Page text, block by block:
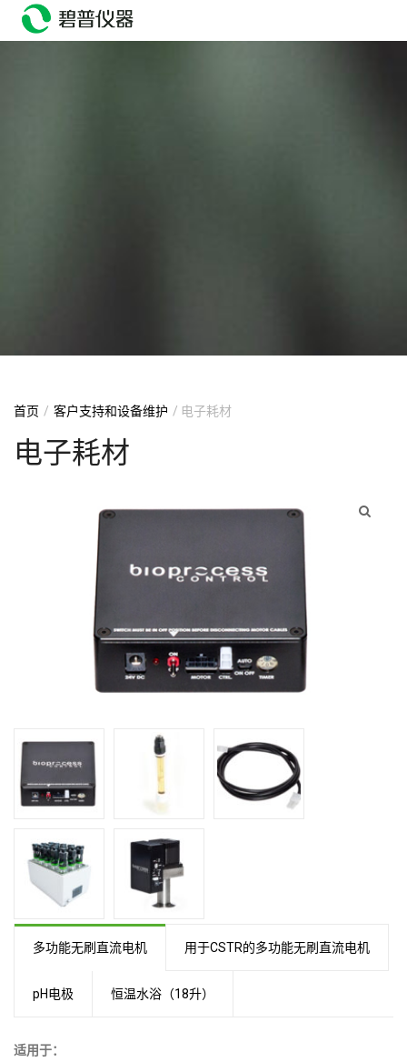
head>
首页 / 客户支持和设备维护 / 电子耗材
电子耗材
多功能无刷直流电机 用于CSTR的多功能无刷直流电机
pH电极 恒温水浴（18升）
适用于：